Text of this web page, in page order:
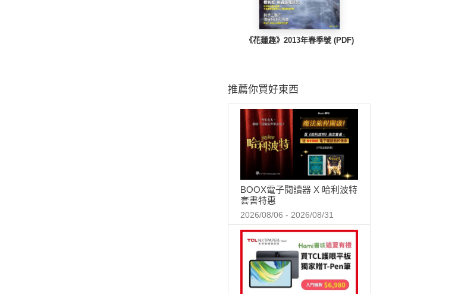
《花蓮趣》2013年春季號 (PDF)
推薦你買好東西
BOOX電子閱讀器 X 哈利波特
套書特惠
2026/08/06 - 2026/08/31